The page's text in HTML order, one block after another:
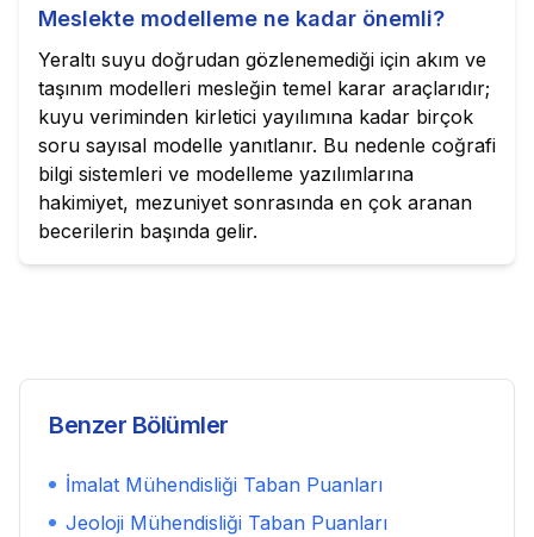
Meslekte modelleme ne kadar önemli?
Yeraltı suyu doğrudan gözlenemediği için akım ve
taşınım modelleri mesleğin temel karar araçlarıdır;
kuyu veriminden kirletici yayılımına kadar birçok
soru sayısal modelle yanıtlanır. Bu nedenle coğrafi
bilgi sistemleri ve modelleme yazılımlarına
hakimiyet, mezuniyet sonrasında en çok aranan
becerilerin başında gelir.
Benzer Bölümler
İmalat Mühendisliği Taban Puanları
Jeoloji Mühendisliği Taban Puanları